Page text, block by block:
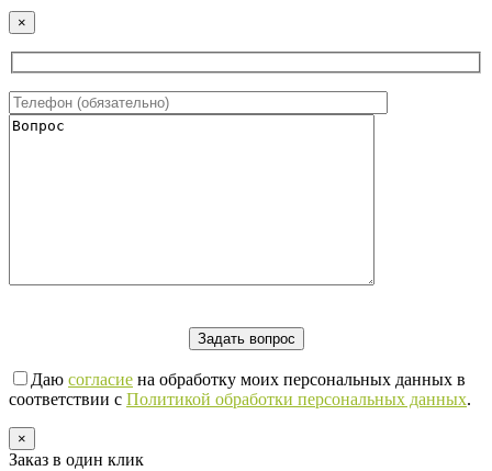
×
Даю согласие на обработку моих персональных данных в
соответствии с Политикой обработки персональных данных.
×
Заказ в один клик